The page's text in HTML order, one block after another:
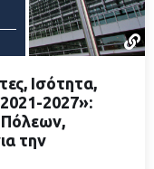
Ισότητα,
2021-2027»:
την